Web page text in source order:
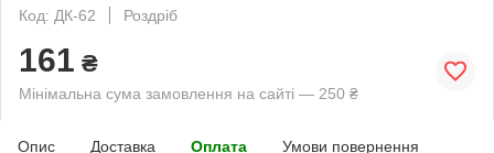
Код: ДК-62
Роздріб
161 ₴
Мінімальна сума замовлення на сайті — 250 ₴
Опис Доставка Оплата Умови повернення